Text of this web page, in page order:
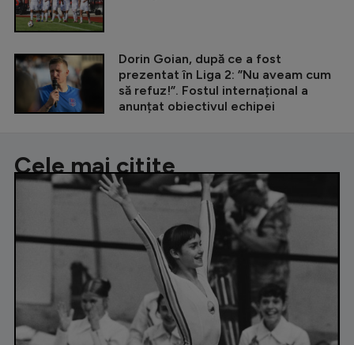
Dorin Goian, după ce a fost
prezentat în Liga 2: ”Nu aveam cum
să refuz!”. Fostul internațional a
anunțat obiectivul echipei
Cele mai citite